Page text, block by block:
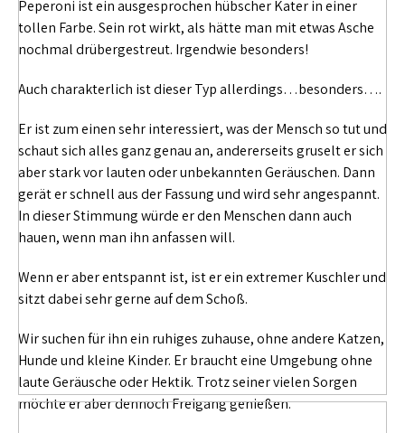
Peperoni ist ein ausgesprochen hübscher Kater in einer
tollen Farbe. Sein rot wirkt, als hätte man mit etwas Asche
nochmal drübergestreut. Irgendwie besonders!
Auch charakterlich ist dieser Typ allerdings…besonders….
Er ist zum einen sehr interessiert, was der Mensch so tut und
schaut sich alles ganz genau an, andererseits gruselt er sich
aber stark vor lauten oder unbekannten Geräuschen. Dann
gerät er schnell aus der Fassung und wird sehr angespannt.
In dieser Stimmung würde er den Menschen dann auch
hauen, wenn man ihn anfassen will.
Wenn er aber entspannt ist, ist er ein extremer Kuschler und
sitzt dabei sehr gerne auf dem Schoß.
Wir suchen für ihn ein ruhiges zuhause, ohne andere Katzen,
Hunde und kleine Kinder. Er braucht eine Umgebung ohne
laute Geräusche oder Hektik. Trotz seiner vielen Sorgen
möchte er aber dennoch Freigang genießen.